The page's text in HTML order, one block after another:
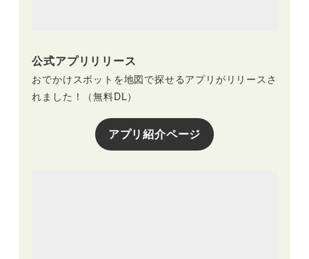
公式アプリリリース
おでかけスポットを地図で探せるアプリがリリースさ
れました！（無料DL）
アプリ紹介ページ